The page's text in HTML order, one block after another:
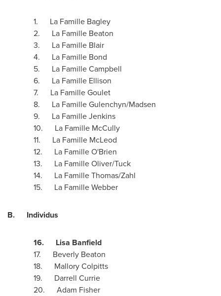
1. La Famille Bagley
2. La Famille Beaton
3. La Famille Blair
4. La Famille Bond
5. La Famille Campbell
6. La Famille Ellison
7. La Famille Goulet
8. La Famille Gulenchyn/Madsen
9. La Famille Jenkins
10. La Famille McCully
11. La Famille McLeod
12. La Famille O'Brien
13. La Famille Oliver/Tuck
14. La Famille Thomas/Zahl
15. La Famille Webber
B. Individus
16. Lisa Banfield
17. Beverly Beaton
18. Mallory Colpitts
19. Darrell Currie
20. Adam Fisher